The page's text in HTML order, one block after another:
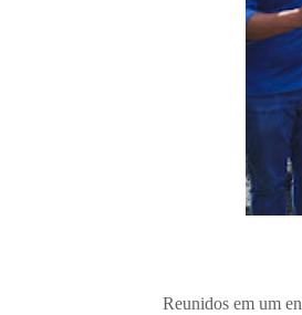
Reunidos em um